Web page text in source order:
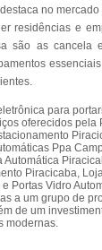
no
residências e
são as cancela
para
oferecidos pela
Ppa
Piracicaba,
Portas Vidro
a um grupo de
de um
modernas.